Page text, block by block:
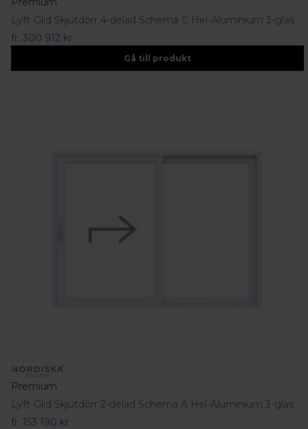
Lyft-Glid Skjutdörr 4-delad Schema C Hel-Aluminium 3-glas
fr. 300 912 kr
Gå till produkt
Premium
Lyft-Glid Skjutdörr 2-delad Schema A Hel-Aluminium 3-glas
fr. 153 190 kr